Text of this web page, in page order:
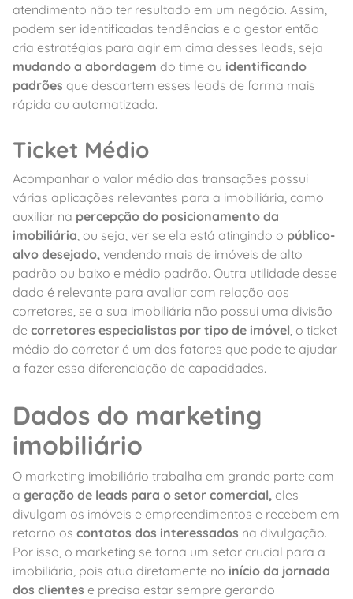
atendimento não ter resultado em um negócio. Assim,
podem ser identificadas tendências e o gestor então
cria estratégias para agir em cima desses leads, seja
mudando a abordagem do time ou identificando
padrões que descartem esses leads de forma mais
rápida ou automatizada.
Ticket Médio
Acompanhar o valor médio das transações possui
várias aplicações relevantes para a imobiliária, como
auxiliar na percepção do posicionamento da
imobiliária , ou seja, ver se ela está atingindo o público-
alvo desejado, vendendo mais de imóveis de alto
padrão ou baixo e médio padrão. Outra utilidade desse
dado é relevante para avaliar com relação aos
corretores, se a sua imobiliária não possui uma divisão
de corretores especialistas por tipo de imóvel , o ticket
médio do corretor é um dos fatores que pode te ajudar
a fazer essa diferenciação de capacidades.
Dados do marketing
imobiliário
O marketing imobiliário trabalha em grande parte com
a geração de leads para o setor comercial, eles
divulgam os imóveis e empreendimentos e recebem em
retorno os contatos dos interessados na divulgação.
Por isso, o marketing se torna um setor crucial para a
imobiliária, pois atua diretamente no início da jornada
dos clientes e precisa estar sempre gerando